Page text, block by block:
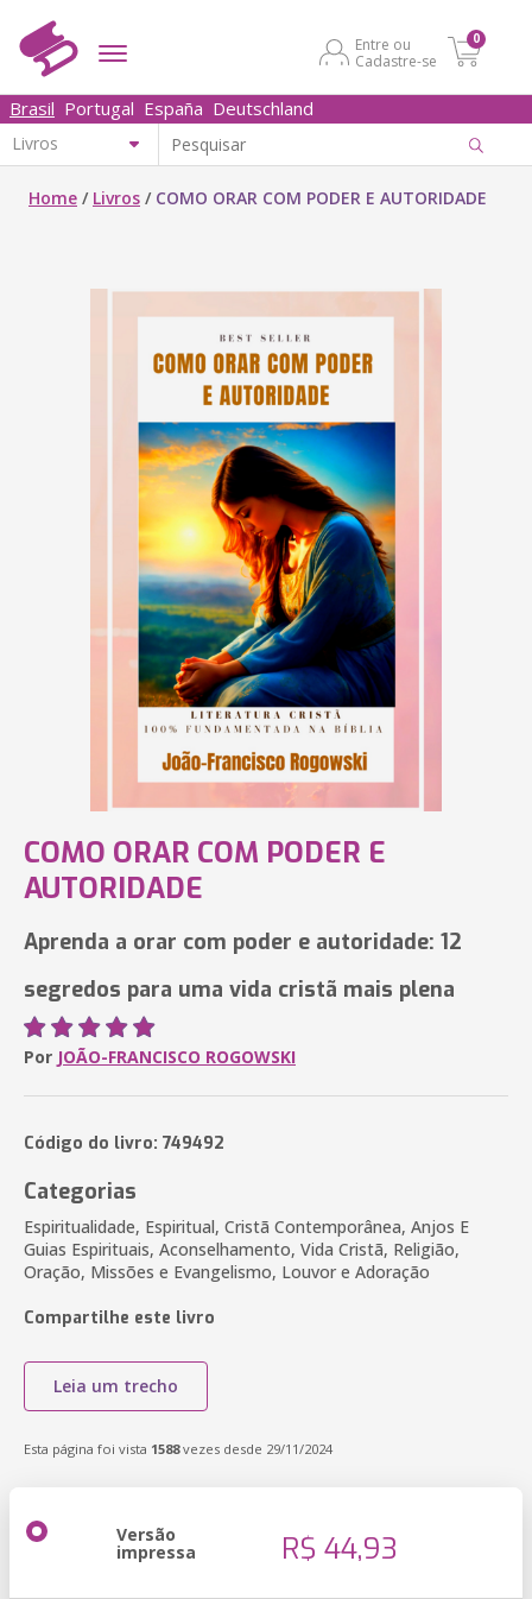
Entre ou
Cadastre-se
0
Brasil Portugal España Deutschland
Home / Livros / COMO ORAR COM PODER E AUTORIDADE
COMO ORAR COM PODER E
AUTORIDADE
Aprenda a orar com poder e autoridade: 12
segredos para uma vida cristã mais plena
Por JOÃO-FRANCISCO ROGOWSKI
Código do livro: 749492
Categorias
Espiritualidade, Espiritual, Cristã Contemporânea, Anjos E
Guias Espirituais, Aconselhamento, Vida Cristã, Religião,
Oração, Missões e Evangelismo, Louvor e Adoração
Compartilhe este livro
Leia um trecho
Esta página foi vista 1588vezes desde 29/11/2024
Versão
impressa R$ 44,93